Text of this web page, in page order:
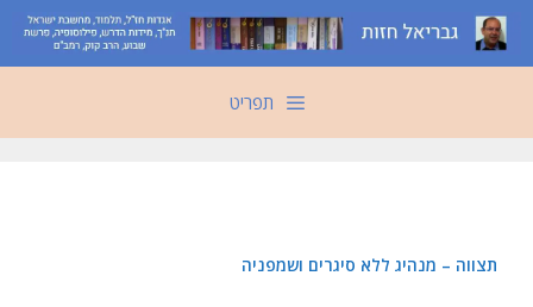
לדלג
לתוכן
תפריט
תצווה – מנהיג ללא סיגרים ושמפניה